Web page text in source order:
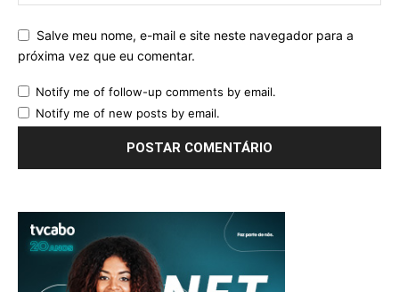
Salve meu nome, e-mail e site neste navegador para a
próxima vez que eu comentar.
Notify me of follow-up comments by email.
Notify me of new posts by email.